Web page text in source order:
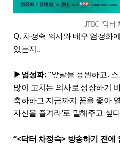
JTBC '닥터
Q. 차정숙 의사와 배우 엄정화
있는지..
▶엄정화:“앞날을 응원하고.
많이 고치는 의사로 성장하기
축하하고 지금까지 꿈을 좇아
자신을 즐겨라‘로 말해주고 싶
“<닥터 차정숙> 방송하기 전에